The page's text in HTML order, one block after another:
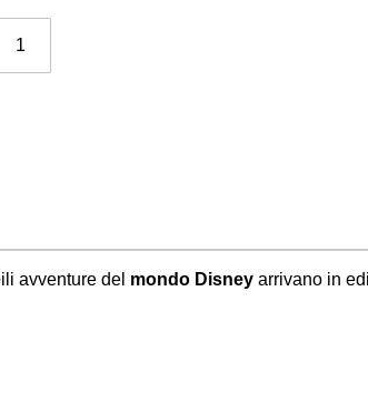
avventure del mondo Disney arrivano in